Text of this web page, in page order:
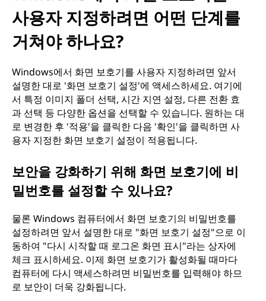
를
용
자
지
정
하
려
면
어
사용자 지정하려면 어떤 단계를
거쳐야 하나요?
Windows에서 화면 보호기를 사용자 지정하려면 앞서
설명한 대로 '화면 보호기 설정'에 액세스하세요. 여기에
서 특정 이미지 폴더 선택, 시간 지연 설정, 다른 전환 효
과 선택 등 다양한 옵션을 선택할 수 있습니다. 원하는 대
로 변경한 후 '적용'을 클릭한 다음 '확인'을 클릭하면 사
용자 지정한 화면 보호기 설정이 적용됩니다.
보안을 강화하기 위해 화면 보호기에 비
밀번호를 설정할 수 있나요?
물론 Windows 컴퓨터에서 화면 보호기의 비밀번호를
설정하려면 앞서 설명한 대로 "화면 보호기 설정"으로 이
동하여 "다시 시작할 때 로그온 화면 표시"라는 상자에
체크 표시하세요. 이제 화면 보호기가 활성화될 때마다
컴퓨터에 다시 액세스하려면 비밀번호를 입력해야 하므
로 보안이 더욱 강화됩니다.